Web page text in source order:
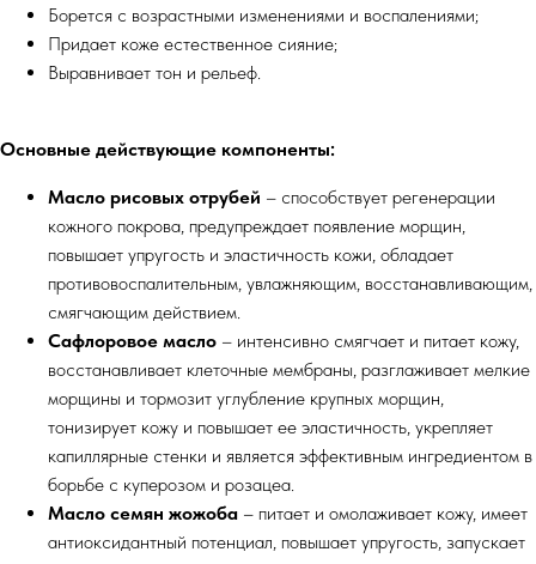
Борется с возрастными изменениями и воспалениями;
Придает коже естественное сияние;
Выравнивает тон и рельеф.
Основные действующие компоненты:
Масло рисовых отрубей – способствует регенерации
кожного покрова, предупреждает появление морщин,
повышает упругость и эластичность кожи, обладает
противовоспалительным, увлажняющим, восстанавливающим,
смягчающим действием.
Сафлоровое масло – интенсивно смягчает и питает кожу,
восстанавливает клеточные мембраны, разглаживает мелкие
морщины и тормозит углубление крупных морщин,
тонизирует кожу и повышает ее эластичность, укрепляет
капиллярные стенки и является эффективным ингредиентом в
борьбе с куперозом и розацеа.
Масло семян жожоба – питает и омолаживает кожу, имеет
антиоксидантный потенциал, повышает упругость, запускает